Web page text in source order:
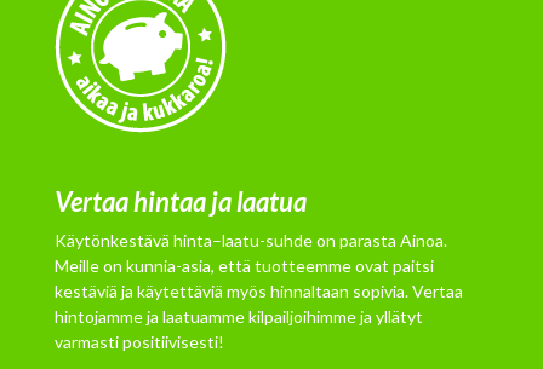
Vertaa hintaa ja laatua
Käytönkestävä hinta–laatu-suhde on parasta Ainoa.
Meille on kunnia-asia, että tuotteemme ovat paitsi
kestäviä ja käytettäviä myös hinnaltaan sopivia. Vertaa
hintojamme ja laatuamme kilpailjoihimme ja yllätyt
varmasti positiivisesti!